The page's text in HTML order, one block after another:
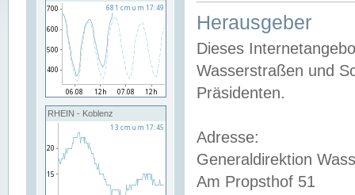
RHEIN - Koblenz
Herausgeber
Dieses
Wasserstraßen und
Präsidenten.
Adresse:
Generaldirektion
Am Propsthof 51